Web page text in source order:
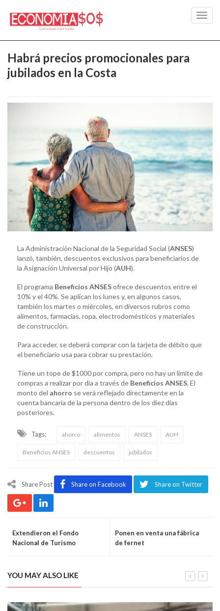
Habrá precios promocionales para
jubilados en la Costa
La Administración Nacional de la Seguridad Social (ANSES)
lanzó, también, descuentos exclusivos para beneficiarios de
la Asignación Universal por Hijo (AUH).
El programa Beneficios ANSESofrece descuentos entre el
10% y el 40%. Se aplican los lunes y, en algunos casos,
también los martes o miércoles, en diversos rubros como
alimentos, farmacias, ropa, electrodomésticos y materiales
de construcción.
Para acceder, se deberá comprar con la tarjeta de débito que
el beneficiario usa para cobrar su prestación.
Tiene un tope de $1000 por compra, pero no hay un límite de
compras a realizar por día a través de Beneficios ANSES. El
monto del ahorro se verá reflejado directamente en la
cuenta bancaria de la persona dentro de los diez días
posteriores.
Tags: ahorro alimentos ANSES AUH
Beneficios ANSES descuentos jubilados
Share Post Share on Facebook Share on Twitter
Extendieron el Fondo
Nacional de Turismo
Ponen en venta una fábrica
de fernet
YOU MAY ALSO LIKE